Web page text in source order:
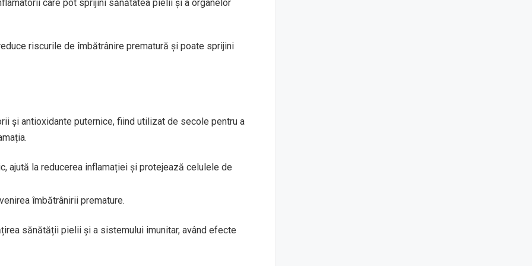
care pot sprijini sănătatea pielii și a organelor
riscurile de îmbătrânire prematură și poate sprijini
și antioxidante puternice, fiind utilizat de secole pentru a
ajută la reducerea inflamației și protejează celulele de
îmbătrânirii premature.
sănătății pielii și a sistemului imunitar, având efecte